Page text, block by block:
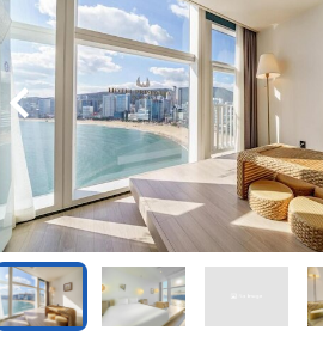
interact
with
the
calendar
and
select
a
date.
Press
the
question
mark
key
to
get
the
with
the
calendar
select
a
date.
Press
the
question
mark
key